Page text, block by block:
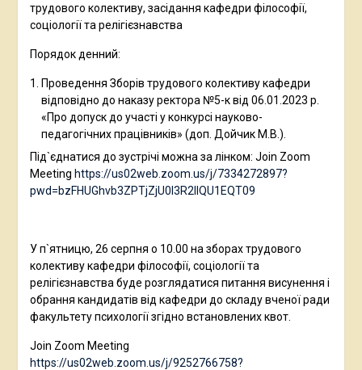
трудового колективу, засідання кафедри філософії,
соціології та релігієзнавства
Порядок денний:
Проведення Зборів трудового колективу кафедри
відповідно до наказу ректора №5-к від 06.01.2023 р.
«Про допуск до участі у конкурсі науково-
педагогічних працівників» (доп. Дойчик М.В.).
Під`єднатися до зустрічі можна за лінком: Join Zoom
Meeting https://us02web.zoom.us/j/7334272897?
pwd=bzFHUGhvb3ZPTjZjU0l3R2llQU1EQT09
У п`ятницю, 26 серпня о 10.00 на зборах трудового
колективу кафедри філософії, соціології та
релігієзнавства буде розглядатися питання висунення і
обрання кандидатів від кафедри до складу вченої ради
факультету психології згідно встановлених квот.
Join Zoom Meeting
https://us02web.zoom.us/j/9252766758?